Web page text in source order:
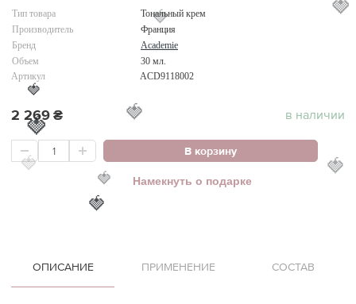
Тип товара
Тональный крем
Производитель
Франция
Бренд
Academie
Объем
30 мл.
Артикул
ACD9118002
2 269₴ в наличии
В корзину
Намекнуть о подарке
ОПИСАНИЕ ПРИМЕНЕНИЕ СОСТАВ
🍓 🍓
🍓
🍓
🍓
🍓
🍓
🍓
🍓